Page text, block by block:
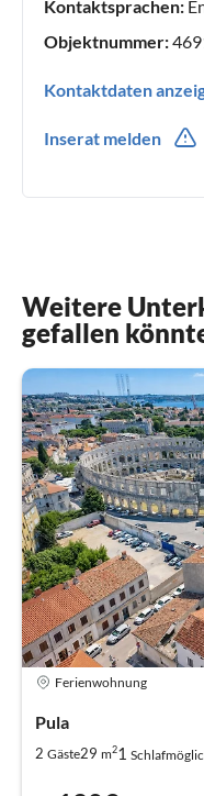
Kontaktsprachen:
Objektnummer:
Kontaktdaten
Inserat melden
Weitere
gefallen
Ferienwohnung
Pula
2 Gäste29 m21